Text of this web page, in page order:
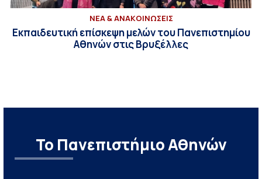
ΝΕΑ & ΑΝΑΚΟΙΝΩΣΕΙΣ
Εκπαιδευτική επίσκεψη μελών του Πανεπιστημίου
Αθηνών στις Βρυξέλλες
Το Πανεπιστήμιο Αθηνών